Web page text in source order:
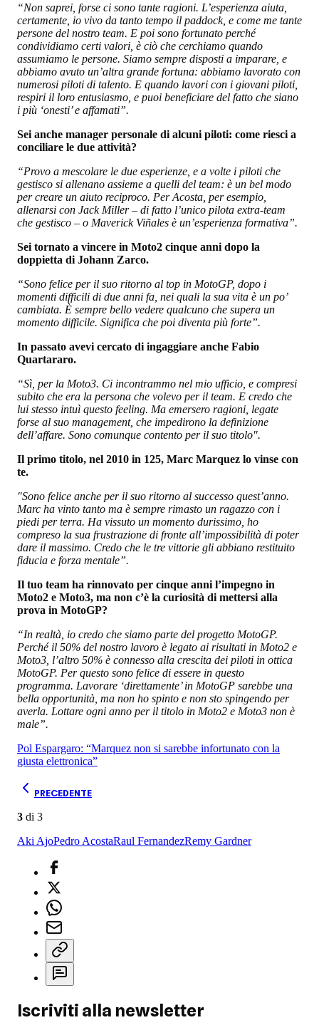
“Non saprei, forse ci sono tante ragioni. L’esperienza aiuta,
certamente, io vivo da tanto tempo il paddock, e come me tante
persone del nostro team. E poi sono fortunato perché
condividiamo certi valori, è ciò che cerchiamo quando
assumiamo le persone. Siamo sempre disposti a imparare, e
abbiamo avuto un’altra grande fortuna: abbiamo lavorato con
numerosi piloti di talento. E quando lavori con i giovani piloti,
respiri il loro entusiasmo, e puoi beneficiare del fatto che siano
i più ‘onesti’ e affamati”.
Sei anche manager personale di alcuni piloti: come riesci a
conciliare le due attività?
“Provo a mescolare le due esperienze, e a volte i piloti che
gestisco si allenano assieme a quelli del team: è un bel modo
per creare un aiuto reciproco. Per Acosta, per esempio,
allenarsi con Jack Miller – di fatto l’unico pilota extra-team
che gestisco – o Maverick Viñales è un’esperienza formativa”.
Sei tornato a vincere in Moto2 cinque anni dopo la
doppietta di Johann Zarco.
“Sono felice per il suo ritorno al top in MotoGP, dopo i
momenti difficili di due anni fa, nei quali la sua vita è un po’
cambiata. È sempre bello vedere qualcuno che supera un
momento difficile. Significa che poi diventa più forte”.
In passato avevi cercato di ingaggiare anche Fabio
Quartararo.
“Sì, per la Moto3. Ci incontrammo nel mio ufficio, e compresi
subito che era la persona che volevo per il team. E credo che
lui stesso intuì questo feeling. Ma emersero ragioni, legate
forse al suo management, che impedirono la definizione
dell’affare. Sono comunque contento per il suo titolo".
Il primo titolo, nel 2010 in 125, Marc Marquez lo vinse con
te.
"Sono felice anche per il suo ritorno al successo quest’anno.
Marc ha vinto tanto ma è sempre rimasto un ragazzo con i
piedi per terra. Ha vissuto un momento durissimo, ho
compreso la sua frustrazione di fronte all’impossibilità di poter
dare il massimo. Credo che le tre vittorie gli abbiano restituito
fiducia e forza mentale”.
Il tuo team ha rinnovato per cinque anni l’impegno in
Moto2 e Moto3, ma non c’è la curiosità di mettersi alla
prova in MotoGP?
“In realtà, io credo che siamo parte del progetto MotoGP.
Perché il 50% del nostro lavoro è legato ai risultati in Moto2 e
Moto3, l’altro 50% è connesso alla crescita dei piloti in ottica
MotoGP. Per questo sono felice di essere in questo
programma. Lavorare ‘direttamente’ in MotoGP sarebbe una
bella opportunità, ma non ho spinto e non sto spingendo per
averla. Lottare ogni anno per il titolo in Moto2 e Moto3 non è
male”.
Pol Espargaro: “Marquez non si sarebbe infortunato con la
giusta elettronica”
PRECEDENTE
3 di 3
Aki AjoPedro AcostaRaul FernandezRemy Gardner
Iscriviti alla newsletter